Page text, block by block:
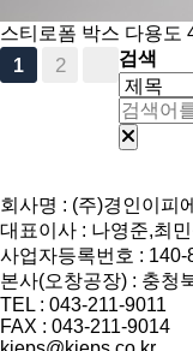
스티로폼 박스 다용도
1
2 검색
회사명 : (주)경인이피
대표이사 : 나영준,최
사업자등록번호 : 140-
본사(오창공장) : 충청
TEL : 043-211-9011
FAX : 043-211-9014